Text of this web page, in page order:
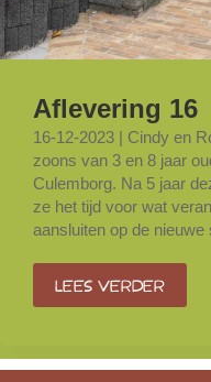
Aflevering 16
16-12-2023 | Cindy en
zoons van 3 en 8 jaar
Culemborg. Na 5 jaar
ze het tijd voor wat
aansluiten op de
Lees verder